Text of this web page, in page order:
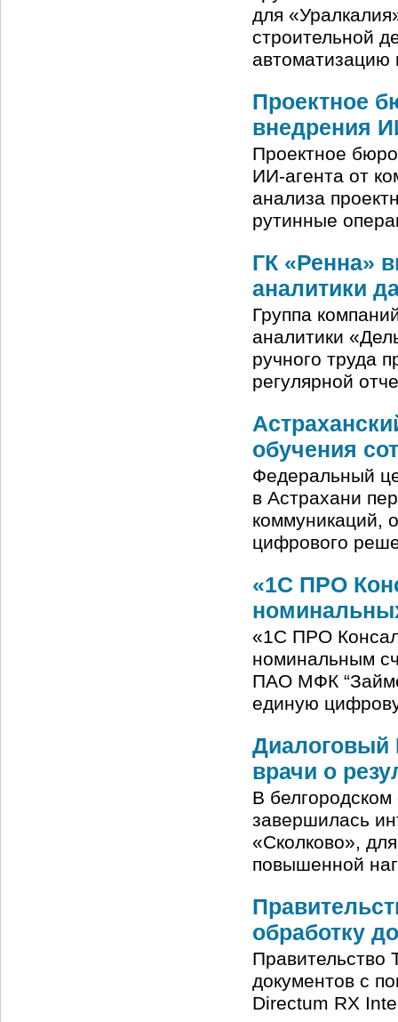
для
строительной
автоматизацию
Проектное
внедрения
Проектное
ИИ-агента от
анализа
рутинные
ГК «Ренна»
аналитики
Группа
аналитики
ручного труда
регулярной
обучения
Федеральный
в Астрахани
коммуникаций,
цифрового
«1С ПРО
«1С ПРО
номинальным
ПАО МФК
единую
Диалоговый
врачи о
В
завершилась
«Сколково»,
повышенной
обработку
Правительство
документов с
Directum RX